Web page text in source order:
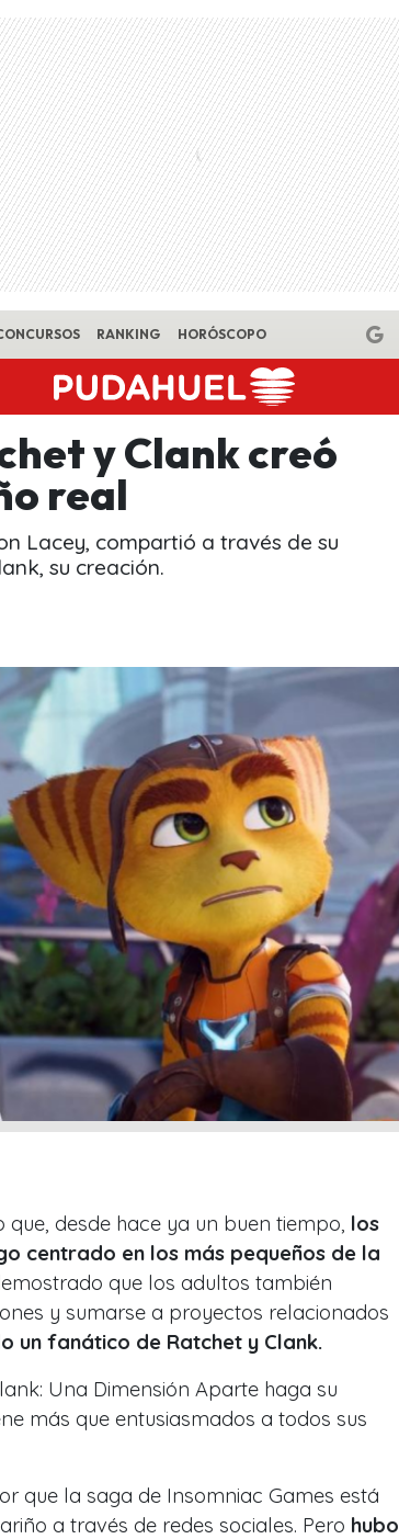
RANKING HORÓSCOPO
y Clank creó
real
Lacey, compartió a través de su
su creación.
desde hace ya un buen tiempo, los
centrado en los más pequeños de la
que los adultos también
y sumarse a proyectos relacionados
un fanático de Ratchet y Clank.
Una Dimensión Aparte haga su
más que entusiasmados a todos sus
que la saga de Insomniac Games está
a través de redes sociales. Pero hubo